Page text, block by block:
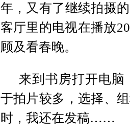
年，又有了继续拍摄
客厅里的电视在播放
顾及看春晚。
来到书房打开电
于拍片较多，选择、
时，我还在发稿……